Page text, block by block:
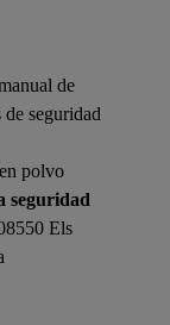
de
seguridad
polvo
seguridad
Els